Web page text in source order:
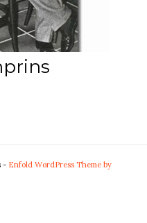
- Enfold WordPress Theme by